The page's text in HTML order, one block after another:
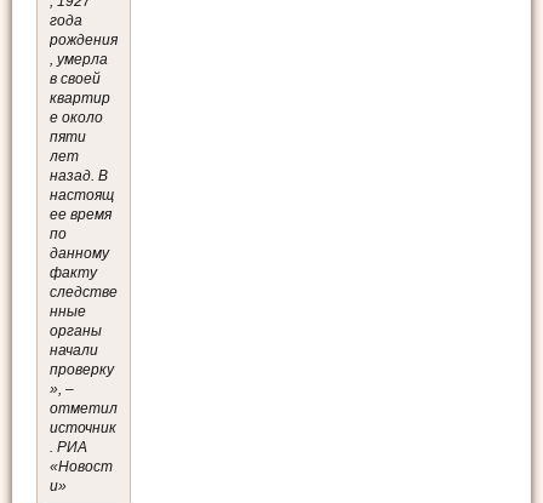
года
рождения
, умерла
в своей
квартир
е около
пяти
лет
назад. В
настоящ
ее время
по
данному
факту
следстве
нные
органы
начали
проверку
», –
отметил
источник
. РИА
«Новост
и»